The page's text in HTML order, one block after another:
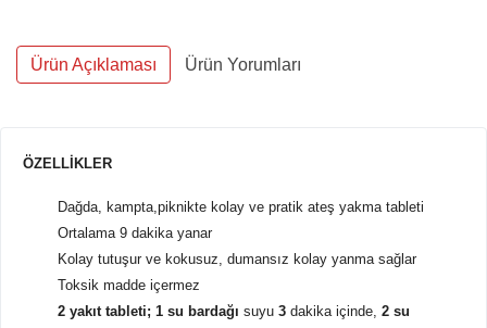
Ürün Açıklaması Ürün Yorumları
ÖZELLİKLER
Dağda, kampta,piknikte kolay ve pratik ateş yakma tableti
Ortalama 9 dakika yanar
Kolay tutuşur ve kokusuz, dumansız kolay yanma sağlar
Toksik madde içermez
2 yakıt tableti; 1 su bardağı suyu 3 dakika içinde, 2 su